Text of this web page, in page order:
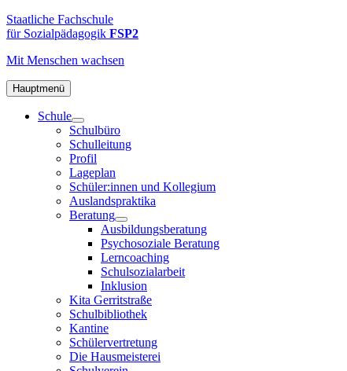
Zum
Inhalt
FSP2
Staatliche
Fachschule
Sozialpädagogik
in
Altona
Staatliche Fachschule
für Sozialpädagogik FSP2
Mit Menschen wachsen
Hauptmenü
Schule
Schulbüro
Schulleitung
Profil
Lageplan
Schüler:innen und Kollegium
Auslandspraktika
Beratung
Ausbildungsberatung
Psychosoziale Beratung
Lerncoaching
Schulsozialarbeit
Inklusion
Kita Gerritstraße
Schulbibliothek
Kantine
Schülervertretung
Die Hausmeisterei